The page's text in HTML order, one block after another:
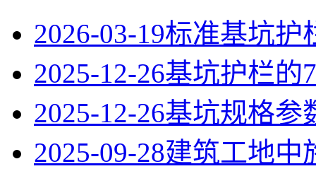
2026-03-19标准基坑护
2025-12-26基坑护栏的
2025-12-26基坑规格参
2025-09-28建筑工地中